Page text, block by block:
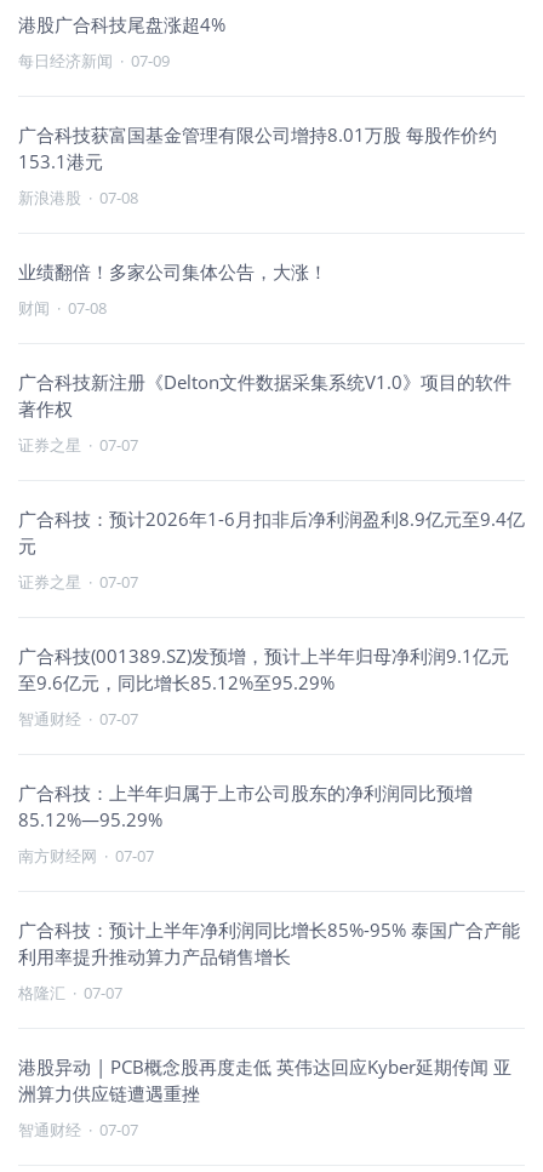
港股广合科技尾盘涨超4%
每日经济新闻 · 07-09
广合科技获富国基金管理有限公司增持8.01万股 每股作价约
153.1港元
新浪港股 · 07-08
业绩翻倍！多家公司集体公告，大涨！
财闻 · 07-08
广合科技新注册《Delton文件数据采集系统V1.0》项目的软件
著作权
证券之星 · 07-07
广合科技：预计2026年1-6月扣非后净利润盈利8.9亿元至9.4亿
元
证券之星 · 07-07
广合科技(001389.SZ)发预增，预计上半年归母净利润9.1亿元
至9.6亿元，同比增长85.12%至95.29%
智通财经 · 07-07
广合科技：上半年归属于上市公司股东的净利润同比预增
85.12%—95.29%
南方财经网 · 07-07
广合科技：预计上半年净利润同比增长85%-95% 泰国广合产能
利用率提升推动算力产品销售增长
格隆汇 · 07-07
港股异动 | PCB概念股再度走低 英伟达回应Kyber延期传闻 亚
洲算力供应链遭遇重挫
智通财经 · 07-07